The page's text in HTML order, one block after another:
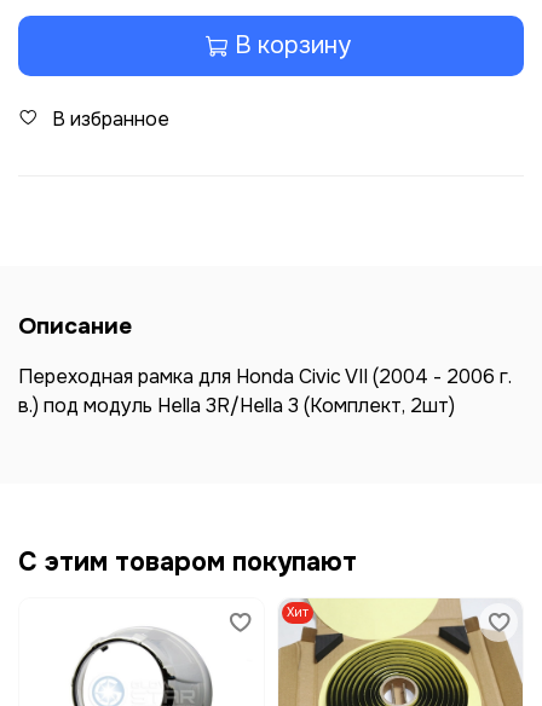
В корзину
В избранное
Описание
Переходная рамка для Honda Civic VII (2004 - 2006 г.
в.) под модуль Hella 3R/Hella 3 (Комплект, 2шт)
С этим товаром покупают
Хит